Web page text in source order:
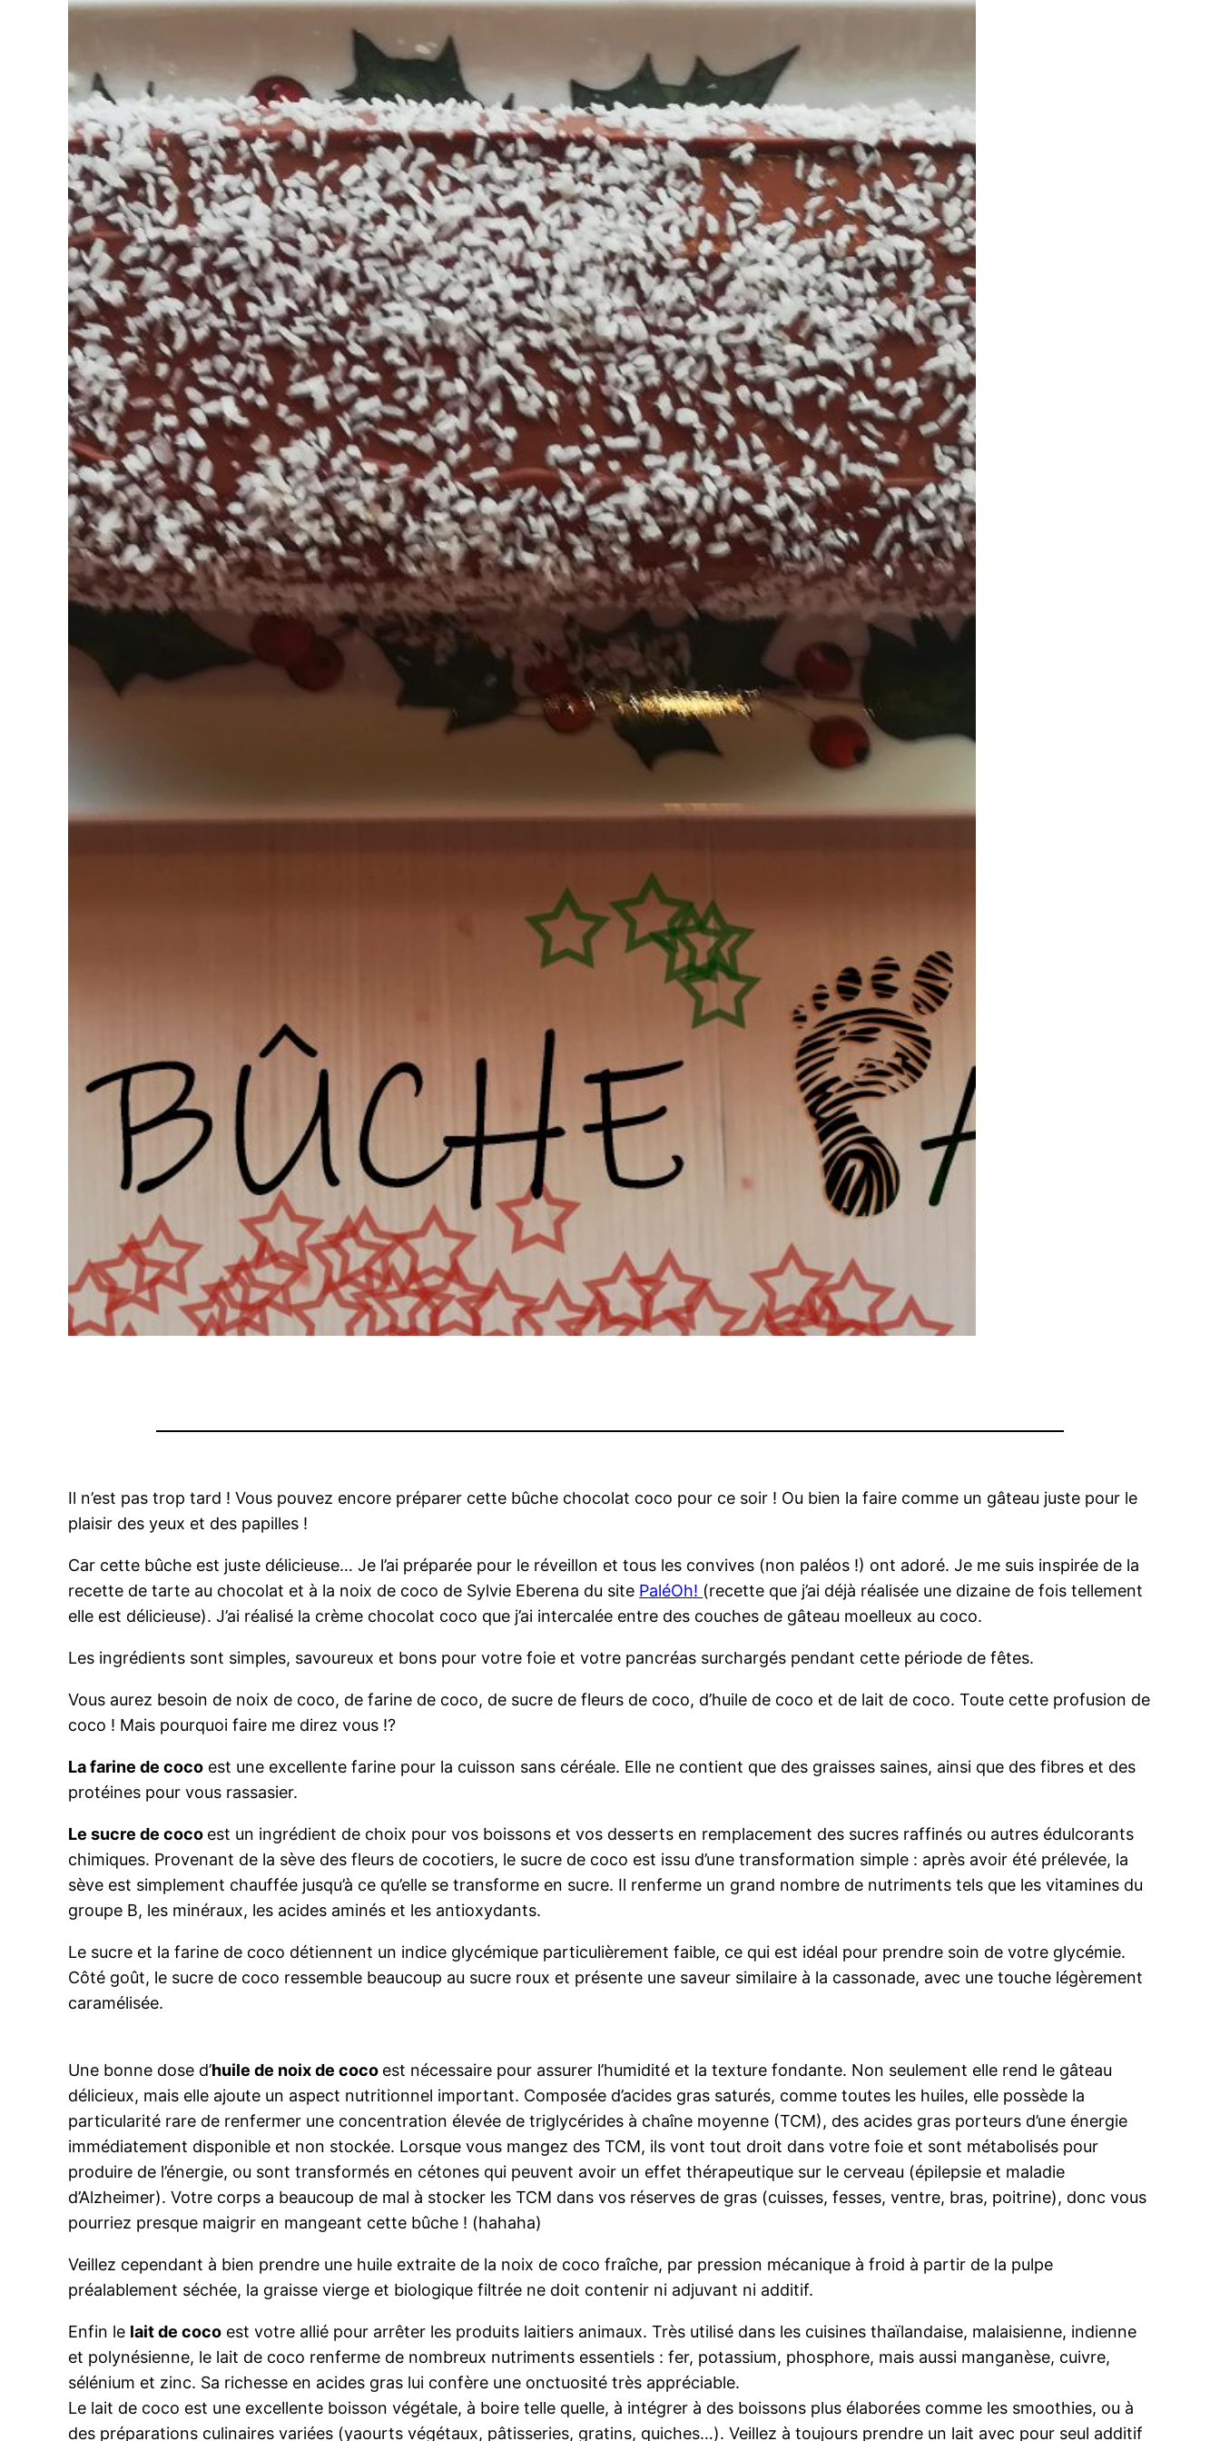
Il n’est pas trop tard ! Vous pouvez encore préparer cette bûche chocolat coco pour ce soir ! Ou bien la faire comme un gâteau juste pour le
plaisir des yeux et des papilles !
Car cette bûche est juste délicieuse… Je l’ai préparée pour le réveillon et tous les convives (non paléos !) ont adoré. Je me suis inspirée de la
recette de tarte au chocolat et à la noix de coco de Sylvie Eberena du site PaléOh! (recette que j’ai déjà réalisée une dizaine de fois tellement
elle est délicieuse). J’ai réalisé la crème chocolat coco que j’ai intercalée entre des couches de gâteau moelleux au coco.
Les ingrédients sont simples, savoureux et bons pour votre foie et votre pancréas surchargés pendant cette période de fêtes.
Vous aurez besoin de noix de coco, de farine de coco, de sucre de fleurs de coco, d’huile de coco et de lait de coco. Toute cette profusion de
coco ! Mais pourquoi faire me direz vous !?
La farine de coco est une excellente farine pour la cuisson sans céréale. Elle ne contient que des graisses saines, ainsi que des fibres et des
protéines pour vous rassasier.
Le sucre de coco est un ingrédient de choix pour vos boissons et vos desserts en remplacement des sucres raffinés ou autres édulcorants
chimiques. Provenant de la sève des fleurs de cocotiers, le sucre de coco est issu d’une transformation simple : après avoir été prélevée, la
sève est simplement chauffée jusqu’à ce qu’elle se transforme en sucre. Il renferme un grand nombre de nutriments tels que les vitamines du
groupe B, les minéraux, les acides aminés et les antioxydants.
Le sucre et la farine de coco détiennent un indice glycémique particulièrement faible, ce qui est idéal pour prendre soin de votre glycémie.
Côté goût, le sucre de coco ressemble beaucoup au sucre roux et présente une saveur similaire à la cassonade, avec une touche légèrement
caramélisée.
Une bonne dose d’huile de noix de coco est nécessaire pour assurer l’humidité et la texture fondante. Non seulement elle rend le gâteau
délicieux, mais elle ajoute un aspect nutritionnel important. Composée d’acides gras saturés, comme toutes les huiles, elle possède la
particularité rare de renfermer une concentration élevée de triglycérides à chaîne moyenne (TCM), des acides gras porteurs d’une énergie
immédiatement disponible et non stockée. Lorsque vous mangez des TCM, ils vont tout droit dans votre foie et sont métabolisés pour
produire de l’énergie, ou sont transformés en cétones qui peuvent avoir un effet thérapeutique sur le cerveau (épilepsie et maladie
d’Alzheimer). Votre corps a beaucoup de mal à stocker les TCM dans vos réserves de gras (cuisses, fesses, ventre, bras, poitrine), donc vous
pourriez presque maigrir en mangeant cette bûche ! (hahaha)
Veillez cependant à bien prendre une huile extraite de la noix de coco fraîche, par pression mécanique à froid à partir de la pulpe
préalablement séchée, la graisse vierge et biologique filtrée ne doit contenir ni adjuvant ni additif.
Enfin le lait de coco est votre allié pour arrêter les produits laitiers animaux. Très utilisé dans les cuisines thaïlandaise, malaisienne, indienne
et polynésienne, le lait de coco renferme de nombreux nutriments essentiels : fer, potassium, phosphore, mais aussi manganèse, cuivre,
sélénium et zinc. Sa richesse en acides gras lui confère une onctuosité très appréciable.
Le lait de coco est une excellente boisson végétale, à boire telle quelle, à intégrer à des boissons plus élaborées comme les smoothies, ou à
des préparations culinaires variées (yaourts végétaux, pâtisseries, gratins, quiches…). Veillez à toujours prendre un lait avec pour seul additif